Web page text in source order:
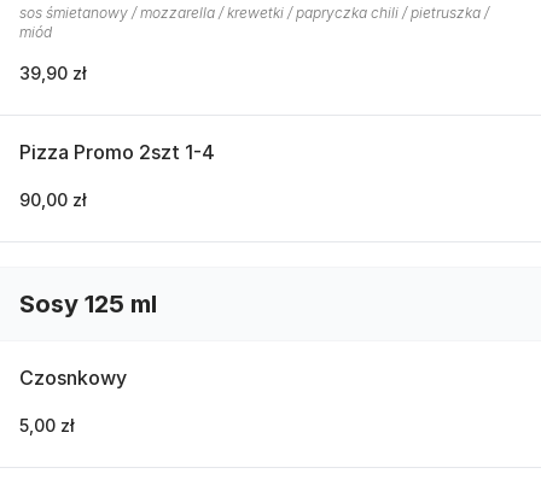
sos śmietanowy / mozzarella / krewetki / papryczka chili / pietruszka /
miód
39,90 zł
Pizza Promo 2szt 1-4
90,00 zł
Sosy 125 ml
Czosnkowy
5,00 zł